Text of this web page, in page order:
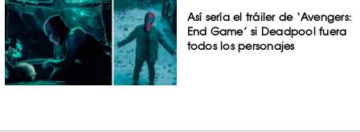
Así sería el tráiler de ‘Avengers:
End Game’ si Deadpool fuera
todos los personajes